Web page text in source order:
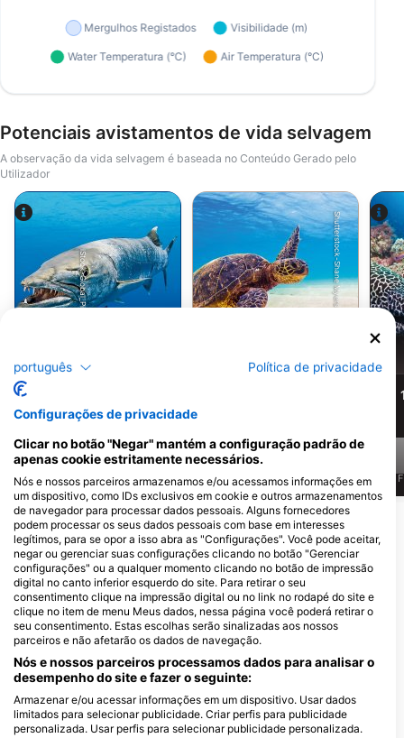
Potenciais avistamentos de vida selvagem
A observação da vida selvagem é baseada no Conteúdo Gerado pelo
Utilizador
iStock-Global_Pics
J F M A M J J A S O N D
Shutterstock-Shane Myers Photography
J F M A M J J A S O N D F
Mostrar mais animais
Centros de mergulho que servem este
local de mergulho
Wanderlust Dive Center
Bonaire
Kaya Perenales 3, 0000 BQ
Kralendijk, Bonaire, Santo
Eustáquio E Saba
DivOcean Bonaire
J.A. Abraham BLVD 82 #301,
0000ab Kralendijk, Bonaire, Santo
português Política de privacidade
Configurações de privacidade
Clicar no botão "Negar" mantém a configuração padrão de
apenas cookie estritamente necessários.
Nós e nossos parceiros armazenamos e/ou acessamos informações em
um dispositivo, como IDs exclusivos em cookie e outros armazenamentos
de navegador para processar dados pessoais. Alguns fornecedores
podem processar os seus dados pessoais com base em interesses
legítimos, para se opor a isso abra as "Configurações". Você pode aceitar,
negar ou gerenciar suas configurações clicando no botão "Gerenciar
configurações" ou a qualquer momento clicando no botão de impressão
digital no canto inferior esquerdo do site. Para retirar o seu
consentimento clique na impressão digital ou no link no rodapé do site e
clique no item de menu Meus dados, nessa página você poderá retirar o
seu consentimento. Estas escolhas serão sinalizadas aos nossos
parceiros e não afetarão os dados de navegação.
Nós e nossos parceiros processamos dados para analisar o
desempenho do site e fazer o seguinte:
Armazenar e/ou acessar informações em um dispositivo. Usar dados
limitados para selecionar publicidade. Criar perfis para publicidade
personalizada. Usar perfis para selecionar publicidade personalizada.